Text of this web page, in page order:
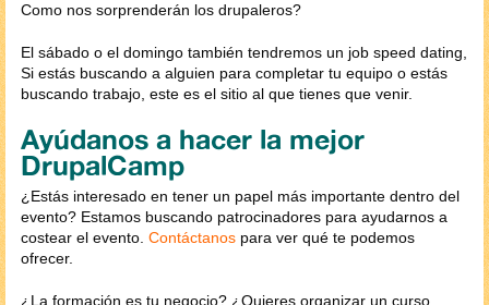
Como nos sorprenderán los drupaleros?
El sábado o el domingo también tendremos un job speed dating,
Si estás buscando a alguien para completar tu equipo o estás
buscando trabajo, este es el sitio al que tienes que venir.
Ayúdanos a hacer la mejor
DrupalCamp
¿Estás interesado en tener un papel más importante dentro del
evento? Estamos buscando patrocinadores para ayudarnos a
costear el evento. Contáctanos para ver qué te podemos
ofrecer.
¿La formación es tu negocio? ¿Quieres organizar un curso